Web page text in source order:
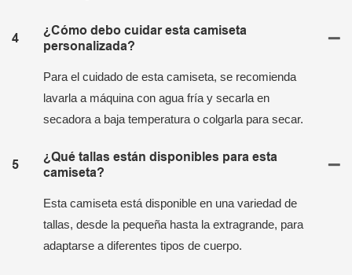
4
¿Cómo debo cuidar esta camiseta
personalizada?
Para el cuidado de esta camiseta, se recomienda
lavarla a máquina con agua fría y secarla en
secadora a baja temperatura o colgarla para secar.
5
¿Qué tallas están disponibles para esta
camiseta?
Esta camiseta está disponible en una variedad de
tallas, desde la pequeña hasta la extragrande, para
adaptarse a diferentes tipos de cuerpo.